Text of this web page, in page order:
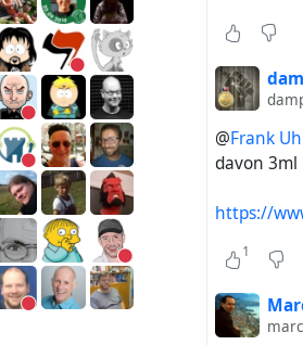
@Frank
davon 3ml
https://
1